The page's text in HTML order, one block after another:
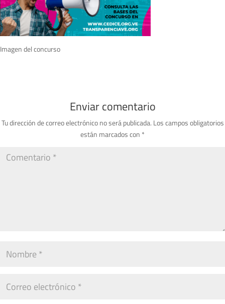
Imagen del concurso
Enviar comentario
Tu dirección de correo electrónico no será publicada. Los campos obligatorios
están marcados con *